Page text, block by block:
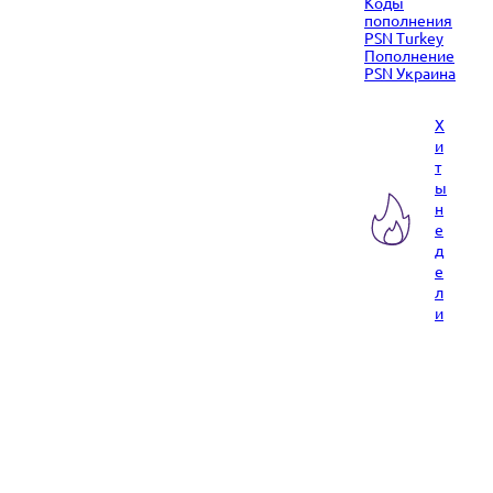
пополнения
PSN Turkey
Пополнение
PSN Украина
Х
и
т
ы
н
е
д
е
л
и